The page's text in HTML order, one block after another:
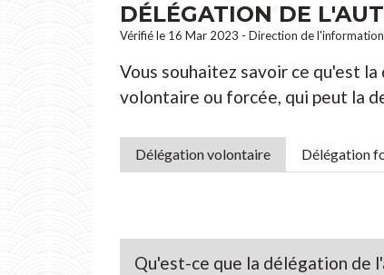
DÉLÉGATION DE
Vérifié le 16 Mar 2023 - Direction de
Vous souhaitez savoir ce qu'est
volontaire ou forcée, qui peut la
Délégation volontaire Délégation
Qu'est-ce que la délégation de